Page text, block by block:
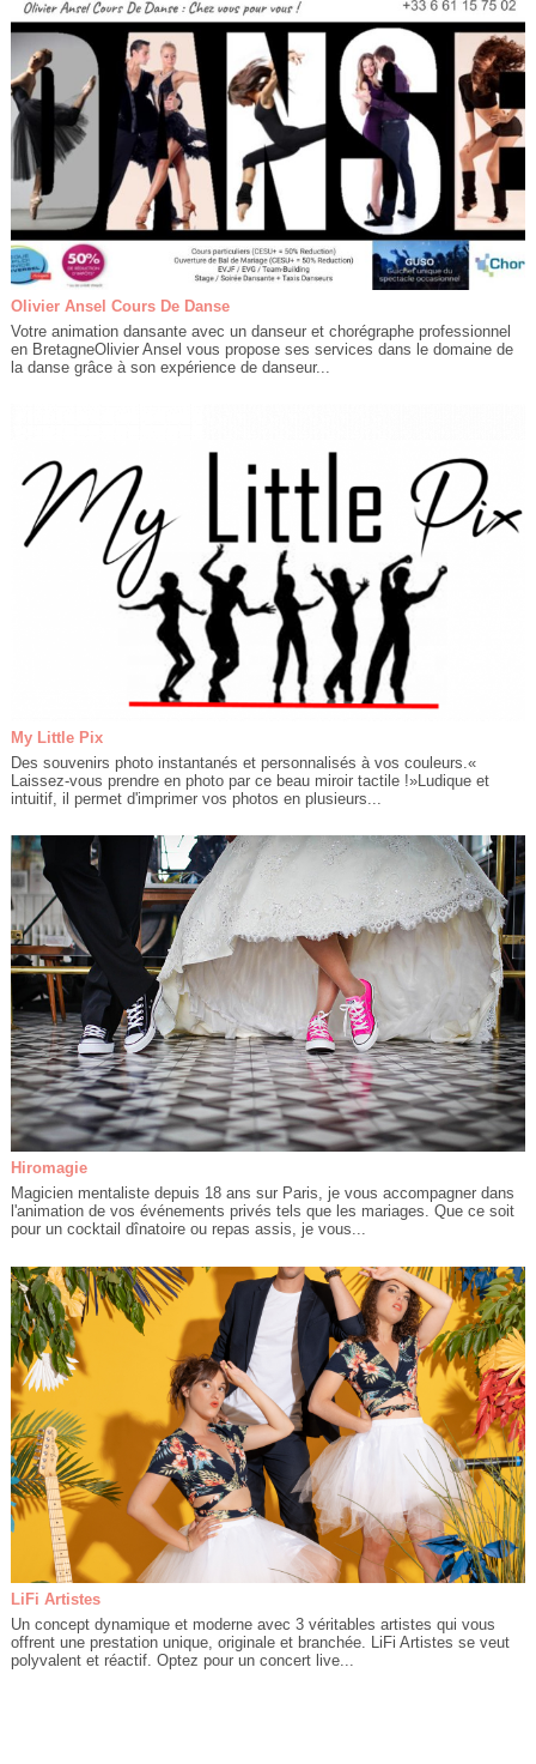
Olivier Ansel Cours De Danse
Votre animation dansante avec un danseur et chorégraphe professionnel
en BretagneOlivier Ansel vous propose ses services dans le domaine de
la danse grâce à son expérience de danseur...
My Little Pix
Des souvenirs photo instantanés et personnalisés à vos couleurs.«
Laissez-vous prendre en photo par ce beau miroir tactile !»Ludique et
intuitif, il permet d'imprimer vos photos en plusieurs...
Hiromagie
Magicien mentaliste depuis 18 ans sur Paris, je vous accompagner dans
l'animation de vos événements privés tels que les mariages. Que ce soit
pour un cocktail dînatoire ou repas assis, je vous...
LiFi Artistes
Un concept dynamique et moderne avec 3 véritables artistes qui vous
offrent une prestation unique, originale et branchée. LiFi Artistes se veut
polyvalent et réactif. Optez pour un concert live...